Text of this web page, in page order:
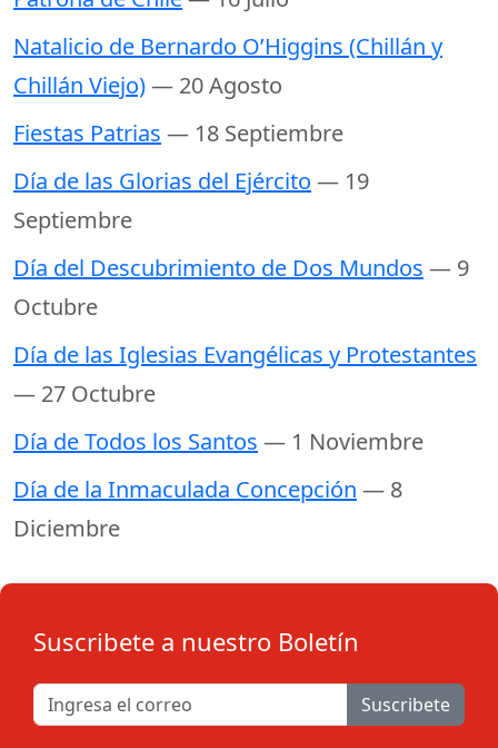
Natalicio de Bernardo O’Higgins (Chillán y
Chillán Viejo)— 20 Agosto
Fiestas Patrias — 18 Septiembre
Día de las Glorias del Ejército — 19
Septiembre
Día del Descubrimiento de Dos Mundos — 9
Octubre
Día de las Iglesias Evangélicas y Protestantes
— 27 Octubre
Día de Todos los Santos — 1 Noviembre
Día de la Inmaculada Concepción — 8
Diciembre
Suscribete a nuestro Boletín
Suscribete